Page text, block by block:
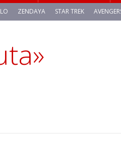
ZENDAYA STAR TREK